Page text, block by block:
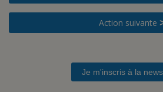
Action suivante
Je m'inscris à la